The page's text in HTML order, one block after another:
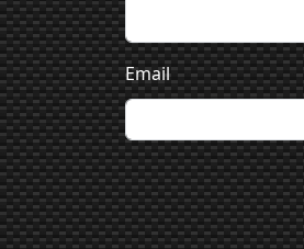
Email